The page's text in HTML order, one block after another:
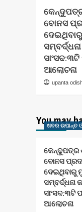
ବୋନସ
ଆଲୋଚନା
upanta
You may
ଖବର ଉପାନ୍ତ
କେନ୍ଦୁପତ୍ର
ବୋନସ
ଦେଇଥିବାରୁ
ସାଂସଦ:୩ଟି
ଆଲୋଚନା